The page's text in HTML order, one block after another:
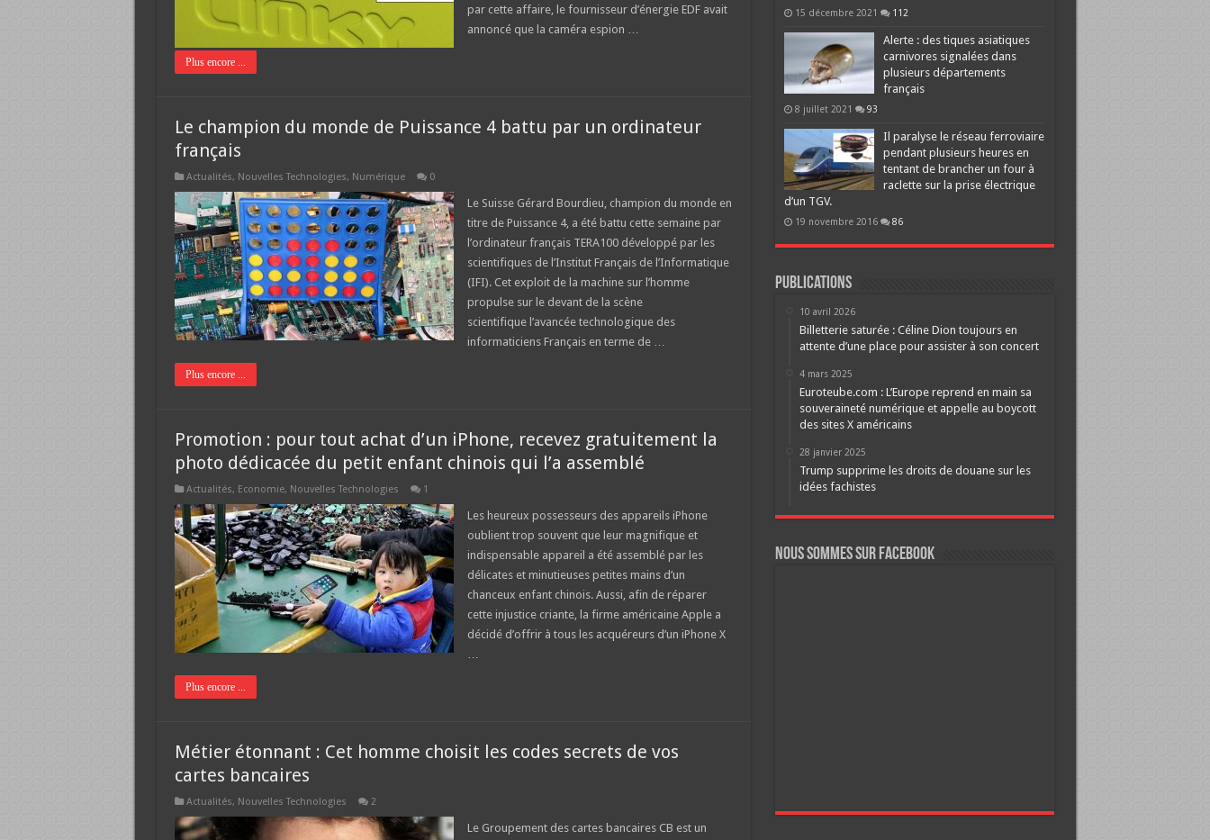
par cette affaire, le fournisseur d’énergie EDF avait
annoncé que la caméra espion …
Plus encore ...
Le champion du monde de Puissance 4 battu par un ordinateur
français
Actualités, Nouvelles Technologies, Numérique 0
Le Suisse Gérard Bourdieu, champion du monde en
titre de Puissance 4, a été battu cette semaine par
l’ordinateur français TERA100 développé par les
scientifiques de l’Institut Français de l’Informatique
(IFI). Cet exploit de la machine sur l’homme
propulse sur le devant de la scène
scientifique l’avancée technologique des
informaticiens Français en terme de …
Plus encore ...
Promotion : pour tout achat d’un iPhone, recevez gratuitement la
photo dédicacée du petit enfant chinois qui l’a assemblé
Actualités, Economie, Nouvelles Technologies 1
Les heureux possesseurs des appareils iPhone
oublient trop souvent que leur magnifique et
indispensable appareil a été assemblé par les
délicates et minutieuses petites mains d’un
chanceux enfant chinois. Aussi, afin de réparer
cette injustice criante, la firme américaine Apple a
décidé d’offrir à tous les acquéreurs d’un iPhone X
…
Plus encore ...
Métier étonnant : Cet homme choisit les codes secrets de vos
cartes bancaires
Actualités, Nouvelles Technologies 2
Le Groupement des cartes bancaires CB est un
15 décembre 2021 112
Alerte : des tiques asiatiques
carnivores signalées dans
plusieurs départements
français
8 juillet 2021 93
Il paralyse le réseau ferroviaire
pendant plusieurs heures en
tentant de brancher un four à
raclette sur la prise électrique
d’un TGV.
19 novembre 2016 86
Publications
10 avril 2026
Billetterie saturée : Céline Dion toujours en
attente d’une place pour assister à son concert
4 mars 2025
Euroteube.com : L’Europe reprend en main sa
souveraineté numérique et appelle au boycott
des sites X américains
28 janvier 2025
Trump supprime les droits de douane sur les
idées fachistes
Nous sommes sur FaceBook